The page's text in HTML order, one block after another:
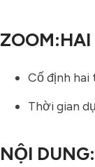
Cố định hai
Thời gian
NỘI